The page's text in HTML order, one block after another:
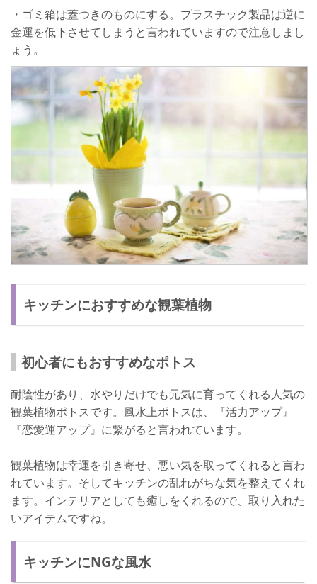
・ゴミ箱は蓋つきのものにする。プラスチック製品は逆に
金運を低下させてしまうと言われていますので注意しまし
ょう。
キッチンにおすすめな観葉植物
初心者にもおすすめなポトス
耐陰性があり、水やりだけでも元気に育ってくれる人気の
観葉植物ポトスです。風水上ポトスは、『活力アップ』
『恋愛運アップ』に繋がると言われています。
観葉植物は幸運を引き寄せ、悪い気を取ってくれると言わ
れています。そしてキッチンの乱れがちな気を整えてくれ
ます。インテリアとしても癒しをくれるので、取り入れた
いアイテムですね。
キッチンにNGな風水